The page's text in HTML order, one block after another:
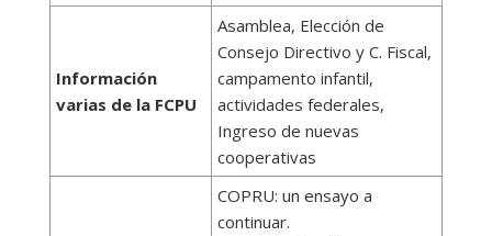
Información
varias de la FCPU
Asamblea, Elección de
Consejo Directivo y C. Fiscal,
campamento infantil,
actividades federales,
Ingreso de nuevas
cooperativas
COPRU: un ensayo a
continuar.